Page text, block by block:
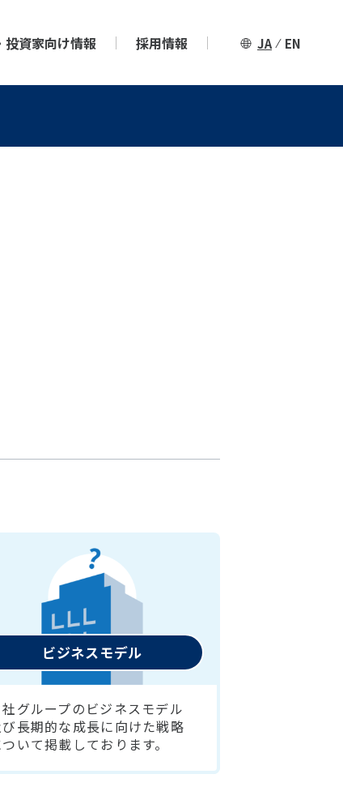
投資家向け情報 採用情報 JA EN
ビジネスモデル
グループのビジネスモデル
長期的な成長に向けた戦略
いて掲載しております。